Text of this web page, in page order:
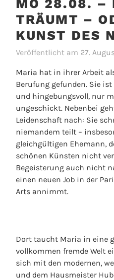
MO 28.08. –
TRÄUMT –
KUNST DES
Veröffentlicht am 27.
Maria hat in ihrer Arbeit
Berufung gefunden. Sie
und hingebungsvoll, nur
ungeschickt. Nebenbei
Leidenschaft nach: Sie
niemandem teilt –
gleichgültigen Ehemann,
schönen Künsten nicht
Begeisterung auch nicht
einen neuen Job in der
Arts annimmt.
Dort taucht Maria in eine
vollkommen fremde Welt
sich mit den modernen,
und dem Hausmeister